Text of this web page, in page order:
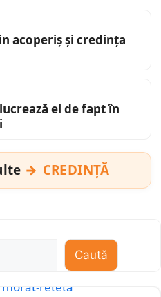
acoperiș și credința
el de fapt în
CREDINȚĂ
Caută